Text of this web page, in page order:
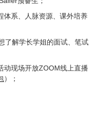
体系、人脉资源、课外培养
了解学长学姐的面试、笔试
动现场开放ZOOM线上直播
）；